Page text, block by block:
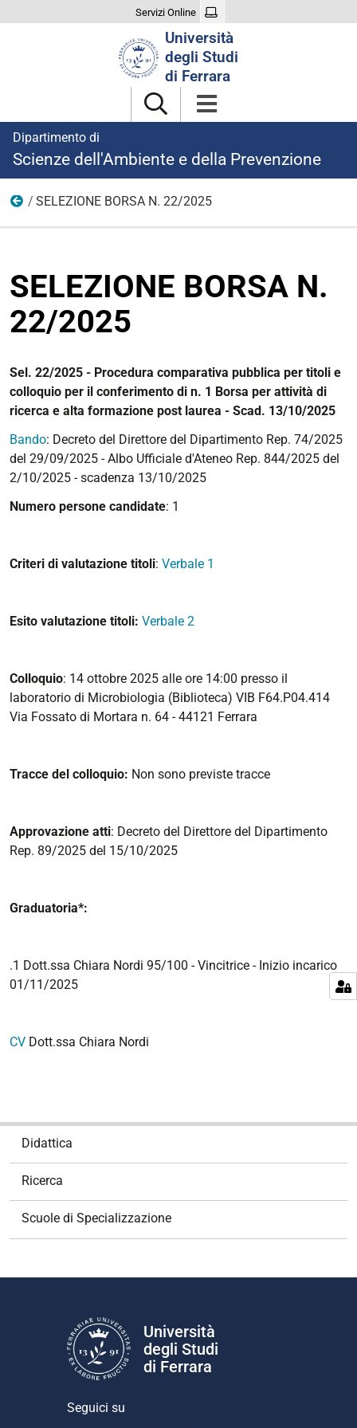
Servizi Online
Università
degli Studi
di Ferrara
Dipartimento di
Scienze dell'Ambiente e della Prevenzione
Ricerca
SELEZIONE BORSA N. 22/2025
SELEZIONE BORSA N.
22/2025
Sel. 22/2025 - Procedura comparativa pubblica per titoli e
colloquio per il conferimento di n. 1 Borsa per attività di
ricerca e alta formazione post laurea - Scad. 13/10/2025
Bando: Decreto del Direttore del Dipartimento Rep. 74/2025
del 29/09/2025 - Albo Ufficiale d'Ateneo Rep. 844/2025 del
2/10/2025 - scadenza 13/10/2025
Numero persone candidate: 1
Criteri di valutazione titoli: Verbale 1
Esito valutazione titoli: Verbale 2
Colloquio: 14 ottobre 2025 alle ore 14:00 presso il
laboratorio di Microbiologia (Biblioteca) VIB F64.P04.414
Via Fossato di Mortara n. 64 - 44121 Ferrara
Tracce del colloquio: Non sono previste tracce
Approvazione atti: Decreto del Direttore del Dipartimento
Rep. 89/2025 del 15/10/2025
Graduatoria*:
.1 Dott.ssa Chiara Nordi 95/100 - Vincitrice - Inizio incarico
01/11/2025
CV Dott.ssa Chiara Nordi
Didattica
Ricerca
Scuole di Specializzazione
Università
degli Studi
di Ferrara
Seguici su